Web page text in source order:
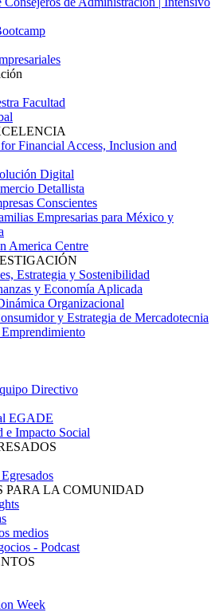
Facultad
Financial Access, Inclusion and
Digital
Detallista
Conscientes
Empresarias para México y
America Centre
Estrategia y Sostenibilidad
y Economía Aplicada
Organizacional
y Estrategia de Mercadotecnia
Directivo
EGADE
e Impacto Social
PARA LA COMUNIDAD
medios
- Podcast
Week